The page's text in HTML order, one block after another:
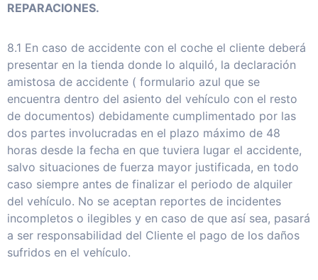
REPARACIONES.
8.1 En caso de accidente con el coche el cliente deberá
presentar en la tienda donde lo alquiló, la declaración
amistosa de accidente ( formulario azul que se
encuentra dentro del asiento del vehículo con el resto
de documentos) debidamente cumplimentado por las
dos partes involucradas en el plazo máximo de 48
horas desde la fecha en que tuviera lugar el accidente,
salvo situaciones de fuerza mayor justificada, en todo
caso siempre antes de finalizar el periodo de alquiler
del vehículo. No se aceptan reportes de incidentes
incompletos o ilegibles y en caso de que así sea, pasará
a ser responsabilidad del Cliente el pago de los daños
sufridos en el vehículo.